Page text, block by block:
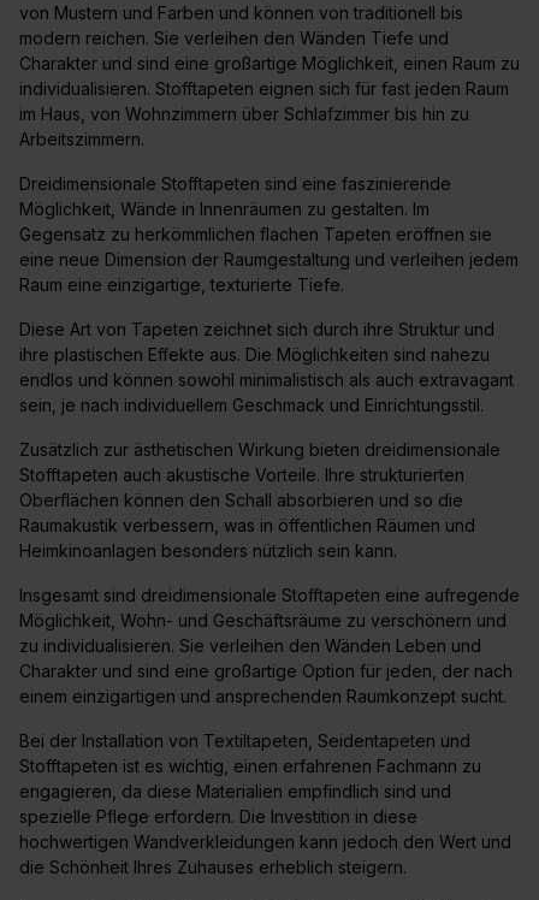
von Mustern und Farben und können von traditionell bis
modern reichen. Sie verleihen den Wänden Tiefe und
Charakter und sind eine großartige Möglichkeit, einen Raum zu
individualisieren. Stofftapeten eignen sich für fast jeden Raum
im Haus, von Wohnzimmern über Schlafzimmer bis hin zu
Arbeitszimmern.
Dreidimensionale Stofftapeten sind eine faszinierende
Möglichkeit, Wände in Innenräumen zu gestalten. Im
Gegensatz zu herkömmlichen flachen Tapeten eröffnen sie
eine neue Dimension der Raumgestaltung und verleihen jedem
Raum eine einzigartige, texturierte Tiefe.
Diese Art von Tapeten zeichnet sich durch ihre Struktur und
ihre plastischen Effekte aus. Die Möglichkeiten sind nahezu
endlos und können sowohl minimalistisch als auch extravagant
sein, je nach individuellem Geschmack und Einrichtungsstil.
Zusätzlich zur ästhetischen Wirkung bieten dreidimensionale
Stofftapeten auch akustische Vorteile. Ihre strukturierten
Oberflächen können den Schall absorbieren und so die
Raumakustik verbessern, was in öffentlichen Räumen und
Heimkinoanlagen besonders nützlich sein kann.
Insgesamt sind dreidimensionale Stofftapeten eine aufregende
Möglichkeit, Wohn- und Geschäftsräume zu verschönern und
zu individualisieren. Sie verleihen den Wänden Leben und
Charakter und sind eine großartige Option für jeden, der nach
einem einzigartigen und ansprechenden Raumkonzept sucht.
Bei der Installation von Textiltapeten, Seidentapeten und
Stofftapeten ist es wichtig, einen erfahrenen Fachmann zu
engagieren, da diese Materialien empfindlich sind und
spezielle Pflege erfordern. Die Investition in diese
hochwertigen Wandverkleidungen kann jedoch den Wert und
die Schönheit Ihres Zuhauses erheblich steigern.